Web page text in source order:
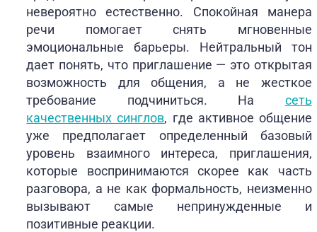
невероятно естественно. Спокойная манера
речи помогает снять мгновенные
эмоциональные барьеры. Нейтральный тон
дает понять, что приглашение — это открытая
возможность для общения, а не жесткое
требование подчиниться. На сеть
качественных синглов, где активное общение
уже предполагает определенный базовый
уровень взаимного интереса, приглашения,
которые воспринимаются скорее как часть
разговора, а не как формальность, неизменно
вызывают самые непринужденные и
позитивные реакции.